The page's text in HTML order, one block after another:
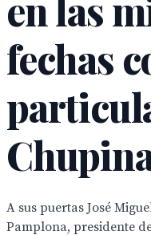
en las
fechas
A sus puertas José
Pamplona, presidente